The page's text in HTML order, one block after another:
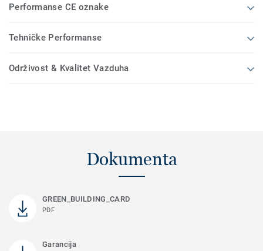
Performanse CE oznake
Tehničke Performanse
Održivost & Kvalitet Vazduha
Dokumenta
GREEN_BUILDING_CARD
PDF
Garancija